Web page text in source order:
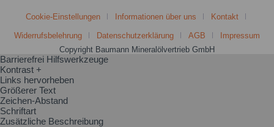
Cookie-Einstellungen Informationen über uns Kontakt
Widerrufsbelehrung Datenschutzerklärung AGB
Impressum
Copyright Baumann Mineralölvertrieb GmbH
Barrierefrei Hilfswerkzeuge
Kontrast +
Links hervorheben
Größerer Text
Zeichen-Abstand
Schriftart
Zusätzliche Beschreibung